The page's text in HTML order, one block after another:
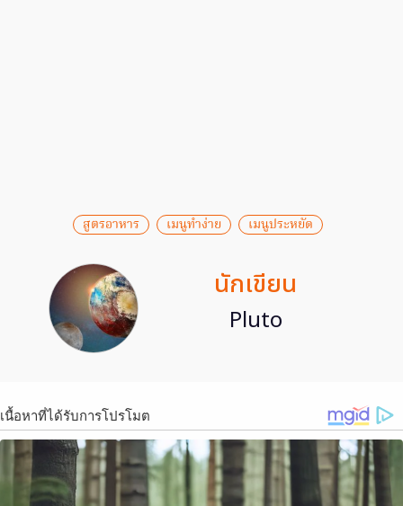
สูตรอาหาร เมนูทำง่าย เมนูประหยัด
นักเขียน
Pluto
เนื้อหาที่ได้รับการโปรโมต